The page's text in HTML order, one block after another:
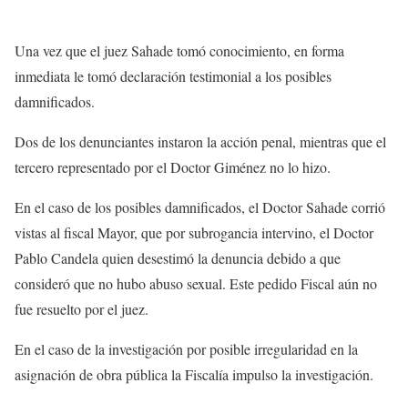
Una vez que el juez Sahade tomó conocimiento, en forma
inmediata le tomó declaración testimonial a los posibles
damnificados.
Dos de los denunciantes instaron la acción penal, mientras que el
tercero representado por el Doctor Giménez no lo hizo.
En el caso de los posibles damnificados, el Doctor Sahade corrió
vistas al fiscal Mayor, que por subrogancia intervino, el Doctor
Pablo Candela quien desestimó la denuncia debido a que
consideró que no hubo abuso sexual. Este pedido Fiscal aún no
fue resuelto por el juez.
En el caso de la investigación por posible irregularidad en la
asignación de obra pública la Fiscalía impulso la investigación.